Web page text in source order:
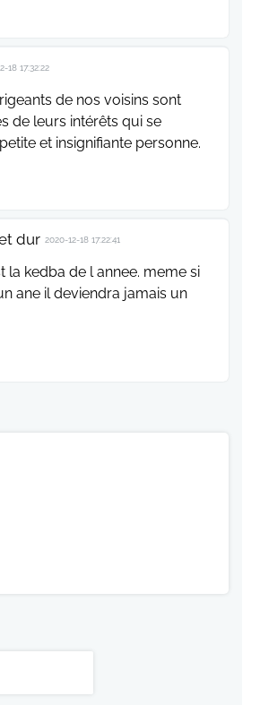
18 17:32:22
de nos voisins sont
de leurs intérêts qui se
et insignifiante personne.
dur 2020-12-18 17:22:41
la kedba de l annee. meme si
ane il deviendra jamais un